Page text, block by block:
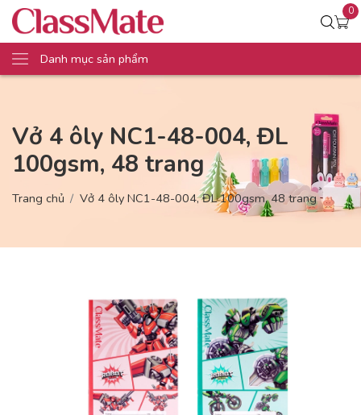
0
Danh mục sản phẩm
Vở 4 ôly NC1-48-004, ĐL
100gsm, 48 trang
Trang chủ Vở 4 ôly NC1-48-004, ĐL 100gsm, 48 trang